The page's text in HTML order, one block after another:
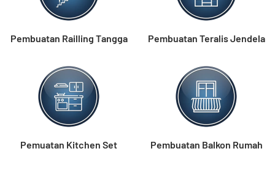
Pembuatan Railling Tangga Pembuatan Teralis Jendela
Pemuatan Kitchen Set Pembuatan Balkon Rumah